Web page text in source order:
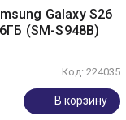
Galaxy S26
(SM-S948B)
Код: 224035
В корзину